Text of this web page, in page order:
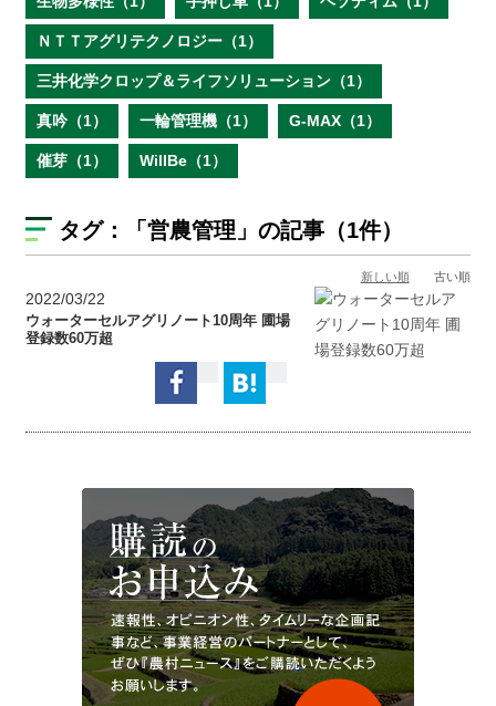
ＮＴＴアグリテクノロジー（1）
三井化学クロップ＆ライフソリューション（1）
真吟（1） 一輪管理機（1） G-MAX（1）
催芽（1） WillBe（1）
タグ： 「営農管理」の記事（1件）
新しい順 古い順
2022/03/22
ウォーターセルアグリノート10周年 圃場
登録数60万超